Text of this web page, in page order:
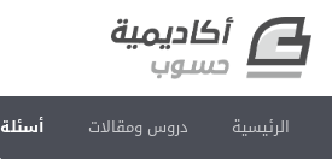
الرئيسية دروس ومقالات